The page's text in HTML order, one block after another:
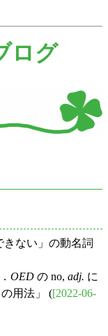
ログ
きない」の動名詞
OED の no, adj. に
用法」 ([2022-06-